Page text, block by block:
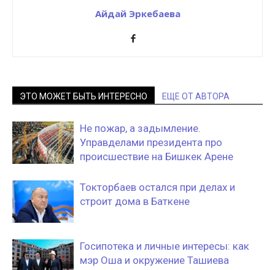
Айдай Эркебаева
ЭТО МОЖЕТ БЫТЬ ИНТЕРЕСНО ЕЩЕ ОТ АВТОРА
Не пожар, а задымление.
Управделами президента про
происшествие на Бишкек Арене
Токторбаев остался при делах и
строит дома в Баткене
Госипотека и личные интересы: как
мэр Оша и окружение Ташиева